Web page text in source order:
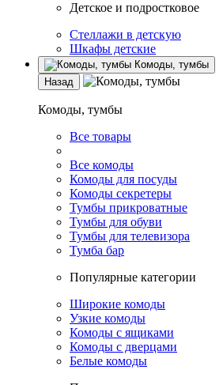
Детское и подростковое
Стеллажи в детскую
Шкафы детские
Комоды, тумбы
Назад
Комоды, тумбы
Все товары
Все комоды
Комоды для посуды
Комоды секретеры
Тумбы прикроватные
Тумбы для обуви
Тумбы для телевизора
Тумба бар
Популярные категории
Широкие комоды
Узкие комоды
Комоды с ящиками
Комоды с дверцами
Белые комоды